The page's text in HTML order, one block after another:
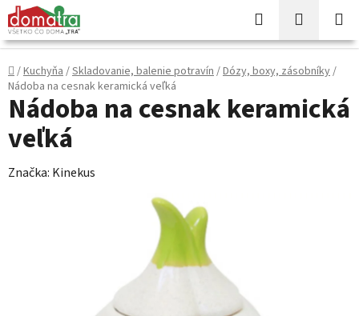
Prejsť
na
obsah
Hľadať
KOŠÍK
Domov
/Kuchyňa/Skladovanie, balenie potravín/Dózy, boxy, zásobníky/
Nádoba na cesnak keramická veľká
Nádoba na cesnak keramická
veľká
Značka: Kinekus